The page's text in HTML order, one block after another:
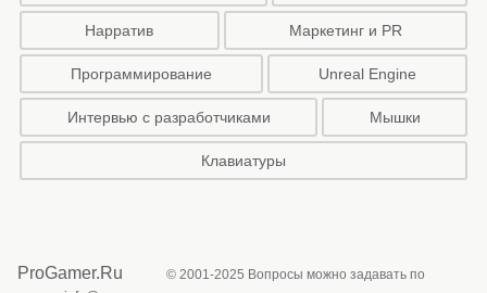
Нарратив Маркетинг и PR
Программирование Unreal Engine
Интервью с разработчиками Мышки
Клавиатуры
ProGamer.Ru
© 2001-2025 Вопросы можно задавать по